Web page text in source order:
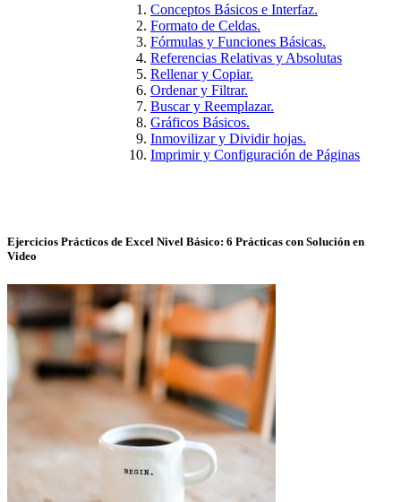
Conceptos Básicos e Interfaz.
Formato de Celdas.
Fórmulas y Funciones Básicas.
Referencias Relativas y Absolutas
Rellenar y Copiar.
Ordenar y Filtrar.
Buscar y Reemplazar.
Gráficos Básicos.
Inmovilizar y Dividir hojas.
Imprimir y Configuración de Páginas
Ejercicios Prácticos de Excel Nivel Básico: 6 Prácticas con Solución en
Video